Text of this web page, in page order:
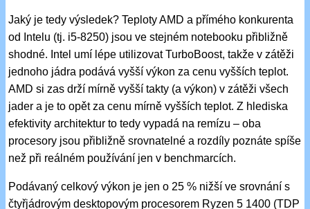
Jaký je tedy výsledek? Teploty AMD a přímého konkurenta
od Intelu (tj. i5-8250) jsou ve stejném notebooku přibližně
shodné. Intel umí lépe utilizovat TurboBoost, takže v zátěži
jednoho jádra podává vyšší výkon za cenu vyšších teplot.
AMD si zas drží mírně vyšší takty (a výkon) v zátěži všech
jader a je to opět za cenu mírně vyšších teplot. Z hlediska
efektivity architektur to tedy vypadá na remízu – oba
procesory jsou přibližně srovnatelné a rozdíly poznáte spíše
než při reálném používání jen v benchmarcích.
Podávaný celkový výkon je jen o 25 % nižší ve srovnání s
čtyřjádrovým desktopovým procesorem Ryzen 5 1400 (TDP